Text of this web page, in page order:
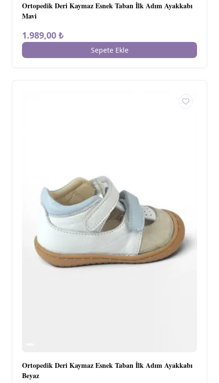
Ortopedik Deri Kaymaz Esnek Taban İlk Adım Ayakkabı
Mavi
1.989,00 ₺
Sepete Ekle
Ortopedik Deri Kaymaz Esnek Taban İlk Adım Ayakkabı
Beyaz